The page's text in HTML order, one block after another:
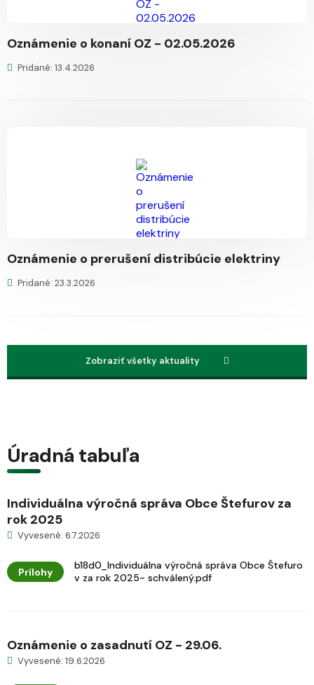
Oznámenie o konaní OZ - 02.05.2026
Pridané: 13.4.2026
Oznámenie o prerušení distribúcie elektriny
Pridané: 23.3.2026
Zobraziť všetky aktuality
Úradná tabuľa
Individuálna výročná správa Obce Štefurov za
rok 2025
Vyvesené: 6.7.2026
Prílohy
b18d0_Individuálna výročná správa Obce Štefuro
v za rok 2025- schválený.pdf
Oznámenie o zasadnutí OZ - 29.06.
Vyvesené: 19.6.2026